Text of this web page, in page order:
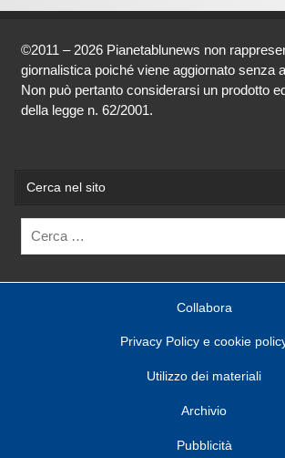
©2011 – 2026 Pianetablunews non
giornalistica poiché viene aggiornato senza
Non può pertanto considerarsi un prodotto
della legge n. 62/2001.
Cerca nel sito
Collabora
Privacy Policy e cookie
Utilizzo dei materiali
Archivio
Pubblicità